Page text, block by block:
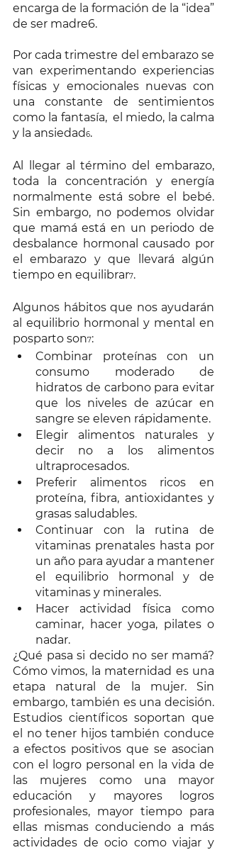
encarga de la formación de la “idea”
de ser madre6.
Por cada trimestre del embarazo se
van experimentando experiencias
físicas y emocionales nuevas con
una constante de sentimientos
como la fantasía,  el miedo, la calma
y la ansiedad6.
Al llegar al término del embarazo,
toda la concentración y energía
normalmente está sobre el bebé.
Sin embargo, no podemos olvidar
que mamá está en un periodo de
desbalance hormonal causado por
el embarazo y que llevará algún
tiempo en equilibrar7.
Algunos hábitos que nos ayudarán
al equilibrio hormonal y mental en
posparto son7:
Combinar proteínas con un
consumo moderado de
hidratos de carbono para evitar
que los niveles de azúcar en
sangre se eleven rápidamente.
Elegir alimentos naturales y
decir no a los alimentos
ultraprocesados.
Preferir alimentos ricos en
proteína, fibra, antioxidantes y
grasas saludables.
Continuar con la rutina de
vitaminas prenatales hasta por
un año para ayudar a mantener
el equilibrio hormonal y de
vitaminas y minerales.
Hacer actividad física como
caminar, hacer yoga, pilates o
nadar.
¿Qué pasa si decido no ser mamá?
Cómo vimos, la maternidad es una
etapa natural de la mujer. Sin
embargo, también es una decisión.
Estudios científicos soportan que
el no tener hijos también conduce
a efectos positivos que se asocian
con el logro personal en la vida de
las mujeres como una mayor
educación y mayores logros
profesionales, mayor tiempo para
ellas mismas conduciendo a más
actividades de ocio como viajar y